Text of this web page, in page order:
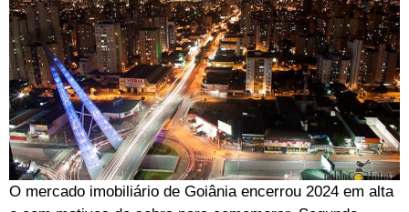
O mercado imobiliário de Goiânia encerrou 2024 em alta